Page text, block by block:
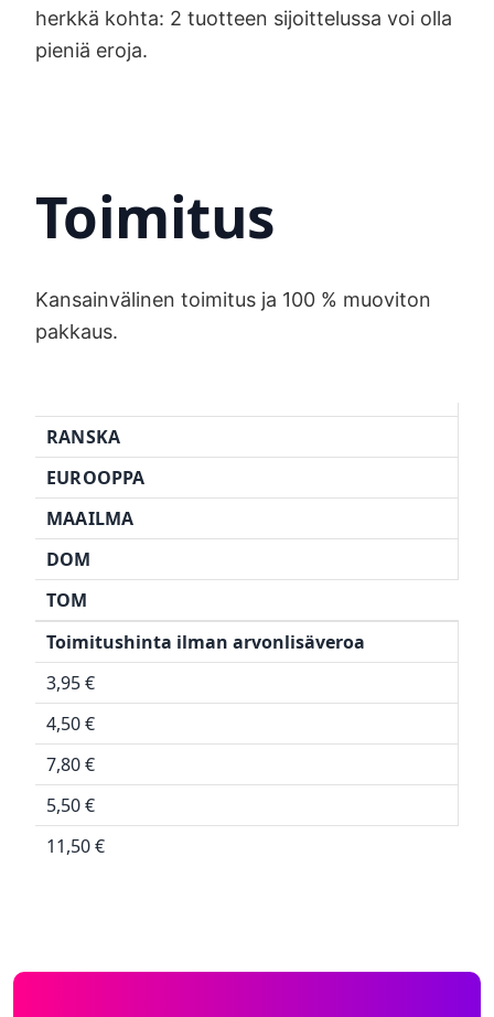
herkkä kohta: 2 tuotteen sijoittelussa voi olla
pieniä eroja.
Toimitus
Kansainvälinen toimitus ja 100 % muoviton
pakkaus.
RANSKA
EUROOPPA
MAAILMA
DOM
TOM
Toimitushinta ilman arvonlisäveroa
3,95 €
4,50 €
7,80 €
5,50 €
11,50 €